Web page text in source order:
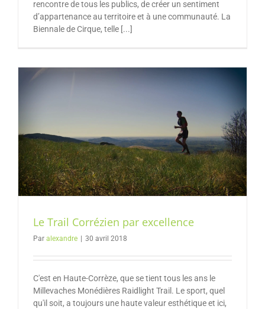
rencontre de tous les publics, de créer un sentiment
d’appartenance au territoire et à une communauté. La
Biennale de Cirque, telle [...]
Le Trail Corrézien par excellence
Par alexandre 30 avril 2018
C'est en Haute-Corrèze, que se tient tous les ans le
Millevaches Monédières Raidlight Trail. Le sport, quel
qu'il soit, a toujours une haute valeur esthétique et ici,